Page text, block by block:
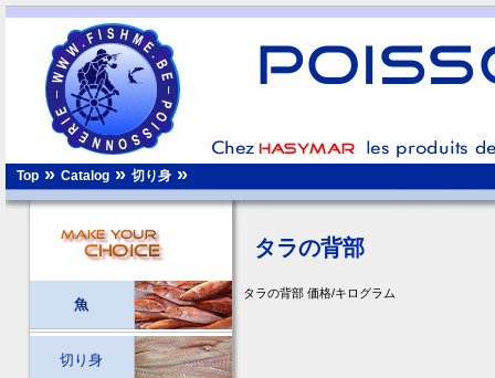
Top » Catalog » 切り身 »
タラの背部
タラの背部 価格/キログラム
魚
切り身